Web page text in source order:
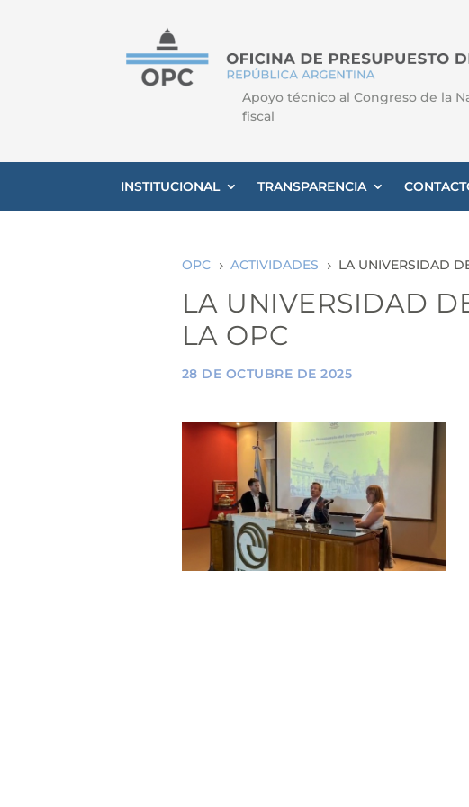
Apoyo técnico al Congreso de la
fiscal
INSTITUCIONAL TRANSPARENCIA
OPC 5 ACTIVIDADES 5 LA UNIVERSIDAD
LA UNIVERSIDAD
LA OPC
28 DE OCTUBRE DE 2025